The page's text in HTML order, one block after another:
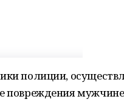
полиции,
повреждения